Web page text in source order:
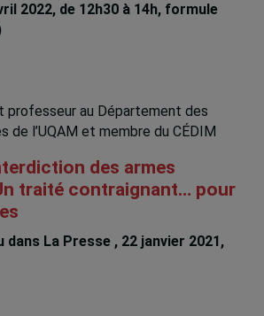
2022, de 12h30 à 14h, formule
professeur au Département des
de l’UQAM et membre du CÉDIM
des armes
traité contraignant… pour
La Presse , 22 janvier 2021,